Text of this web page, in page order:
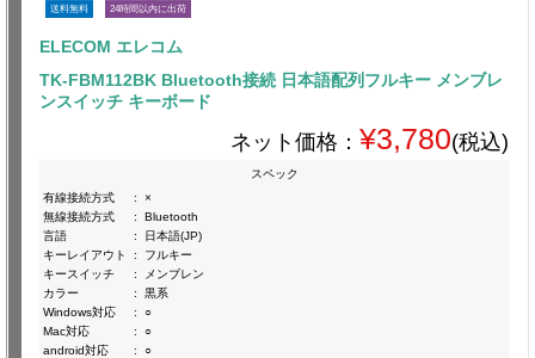
送料無料 24時間以内に出荷
ELECOM エレコム
TK-FBM112BK Bluetooth接続 日本語配列フルキー メンブレ
ンスイッチ キーボード
ネット価格： ¥3,780(税込)
スペック
有線接続方式
:
×
無線接続方式
:
Bluetooth
言語
:
日本語(JP)
キーレイアウト
:
フルキー
キースイッチ
:
メンブレン
カラー
:
黒系
Windows対応
:
○
Mac対応
:
○
android対応
:
○